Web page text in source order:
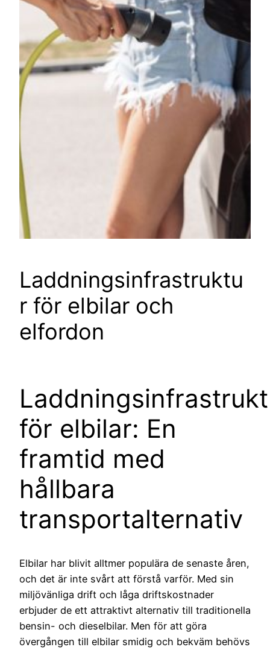
Laddningsinfrastruktu
r för elbilar och
elfordon
för elbilar: En
framtid med
hållbara
transportalternativ
Elbilar har blivit alltmer populära de senaste åren,
och det är inte svårt att förstå varför. Med sin
miljövänliga drift och låga driftskostnader
erbjuder de ett attraktivt alternativ till traditionella
bensin- och dieselbilar. Men för att göra
övergången till elbilar smidig och bekväm behövs